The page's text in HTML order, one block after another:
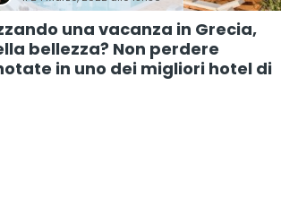
una vacanza in Grecia,
bellezza? Non perdere
in uno dei migliori hotel di